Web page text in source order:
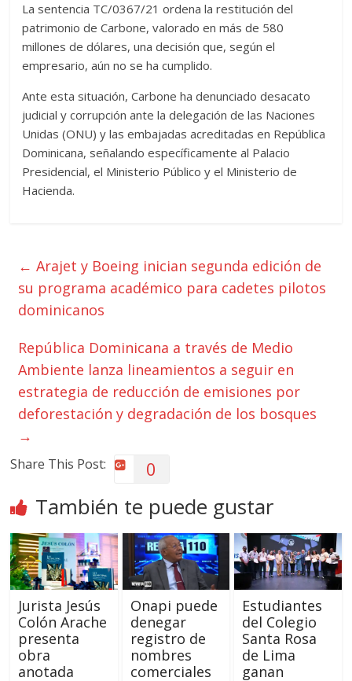
La sentencia TC/0367/21 ordena la restitución del
patrimonio de Carbone, valorado en más de 580
millones de dólares, una decisión que, según el
empresario, aún no se ha cumplido.
Ante esta situación, Carbone ha denunciado desacato
judicial y corrupción ante la delegación de las Naciones
Unidas (ONU) y las embajadas acreditadas en República
Dominicana, señalando específicamente al Palacio
Presidencial, el Ministerio Público y el Ministerio de
Hacienda.
← Arajet y Boeing inician segunda edición de
su programa académico para cadetes pilotos
dominicanos
República Dominicana a través de Medio
Ambiente lanza lineamientos a seguir en
estrategia de reducción de emisiones por
deforestación y degradación de los bosques
→
Share This Post: 0
También te puede gustar
Jurista Jesús
Colón Arache
presenta
obra
anotada
Onapi puede
denegar
registro de
nombres
comerciales
Estudiantes
del Colegio
Santa Rosa
de Lima
ganan